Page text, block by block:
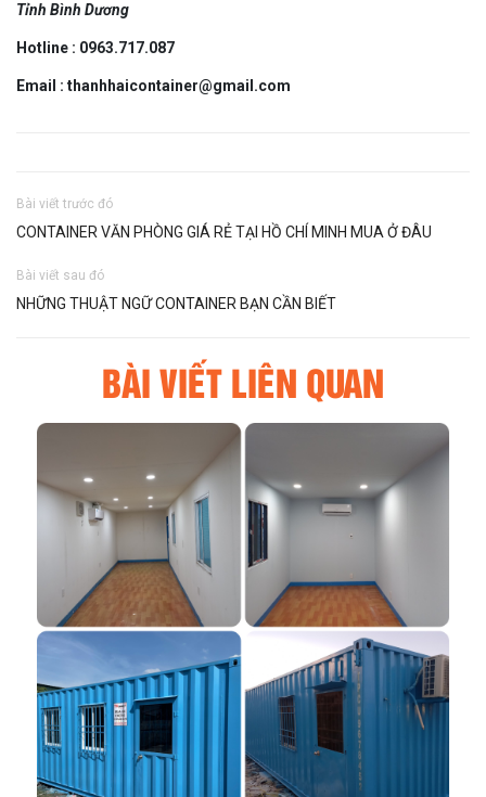
Tỉnh Bình Dương
Hotline : 0963.717.087
Email : thanhhaicontainer@gmail.com
Bài viết trước đó
CONTAINER VĂN PHÒNG GIÁ RẺ TẠI HỒ CHÍ MINH MUA Ở ĐÂU
Bài viết sau đó
NHỮNG THUẬT NGỮ CONTAINER BẠN CẦN BIẾT
BÀI VIẾT LIÊN QUAN